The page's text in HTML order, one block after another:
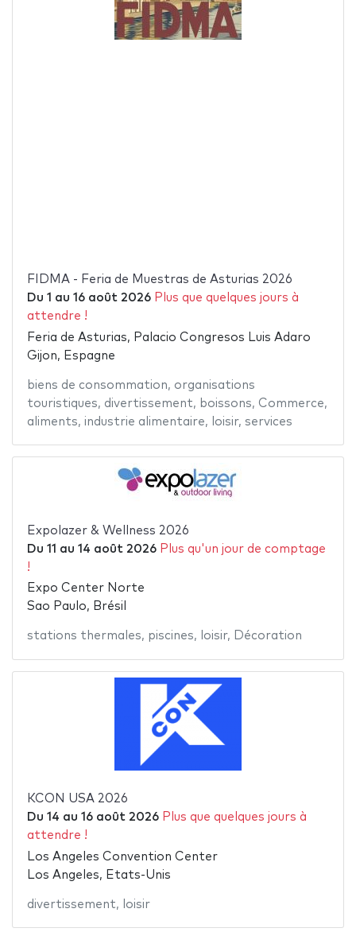
FIDMA - Feria de Muestras de Asturias 2026
Du 1 au 16 août 2026 Plus que quelques jours à
attendre !
Feria de Asturias, Palacio Congresos Luis Adaro
Gijon, Espagne
biens de consommation, organisations
touristiques, divertissement, boissons, Commerce,
aliments, industrie alimentaire, loisir, services
Expolazer & Wellness 2026
Du 11 au 14 août 2026 Plus qu'un jour de comptage
!
Expo Center Norte
Sao Paulo, Brésil
stations thermales, piscines, loisir, Décoration
KCON USA 2026
Du 14 au 16 août 2026 Plus que quelques jours à
attendre !
Los Angeles Convention Center
Los Angeles, Etats-Unis
divertissement, loisir